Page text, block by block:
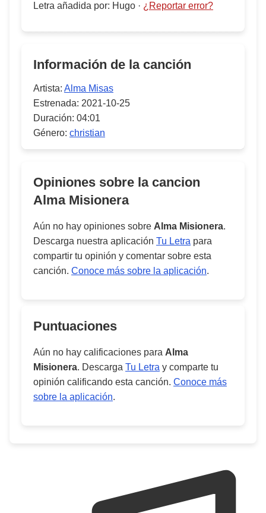
Letra añadida por: Hugo · ¿Reportar error?
Información de la canción
Artista: Alma Misas
Estrenada: 2021-10-25
Duración: 04:01
Género: christian
Opiniones sobre la cancion
Alma Misionera
Aún no hay opiniones sobre Alma Misionera.
Descarga nuestra aplicación Tu Letra para
compartir tu opinión y comentar sobre esta
canción. Conoce más sobre la aplicación.
Puntuaciones
Aún no hay calificaciones para Alma
Misionera. Descarga Tu Letra y comparte tu
opinión calificando esta canción. Conoce más
sobre la aplicación.